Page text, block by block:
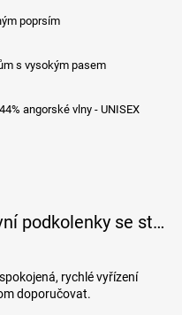
poprsím
s vysokým pasem
angorské vlny - UNISEX
Bavlněné cestovní podkolenky se stupňovanou kompresí
z 5 hvězdiček.
rychlé vyřízení
doporučovat.